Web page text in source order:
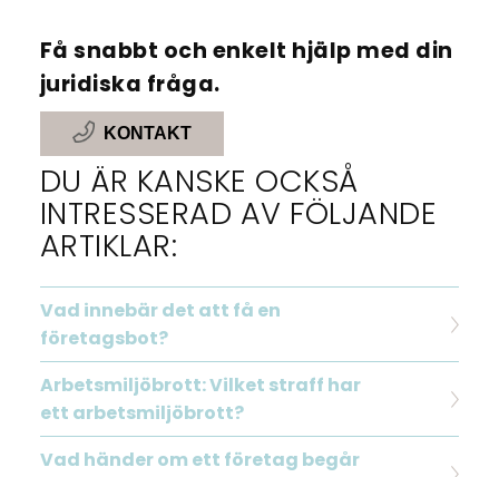
Få snabbt och enkelt hjälp med din
juridiska fråga.
KONTAKT
DU ÄR KANSKE OCKSÅ
INTRESSERAD AV FÖLJANDE
ARTIKLAR:
Vad innebär det att få en
företagsbot?
Arbetsmiljöbrott: Vilket straff har
ett arbetsmiljöbrott?
Vad händer om ett företag begår